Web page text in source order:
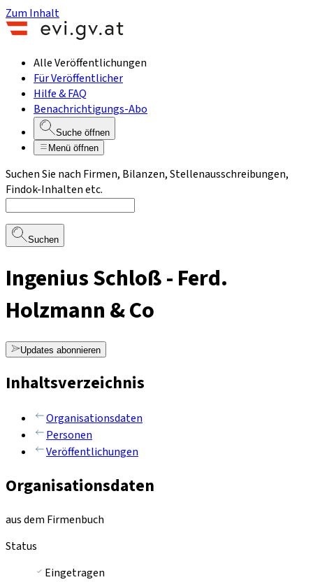
Zum Inhalt
Alle Veröffentlichungen
Für Veröffentlicher
Hilfe & FAQ
Benachrichtigungs-Abo
Suche öffnen
Menü öffnen
Suchen Sie nach Firmen, Bilanzen, Stellenausschreibungen,
Findok-Inhalten etc.
Suchen
Ingenius Schloß - Ferd.
Holzmann & Co
Updates abonnieren
Inhaltsverzeichnis
Organisationsdaten
Personen
Veröffentlichungen
Organisationsdaten
aus dem Firmenbuch
Status
Eingetragen